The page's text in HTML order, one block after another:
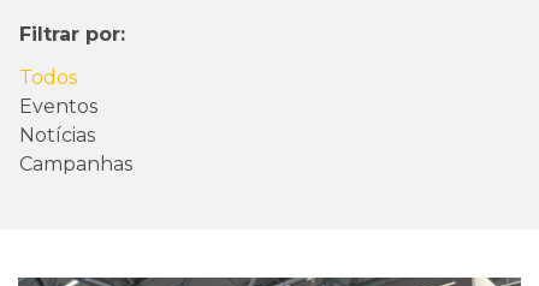
Filtrar por:
Todos
Eventos
Notícias
Campanhas